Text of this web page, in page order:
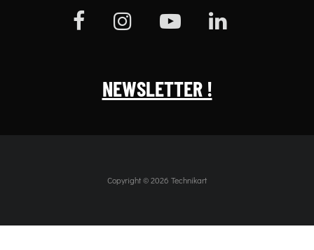
NEWSLETTER !
Copyright © 2026 Technikart